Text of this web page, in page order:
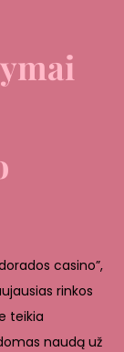
casino”,
rinkos
teikia
naudą už